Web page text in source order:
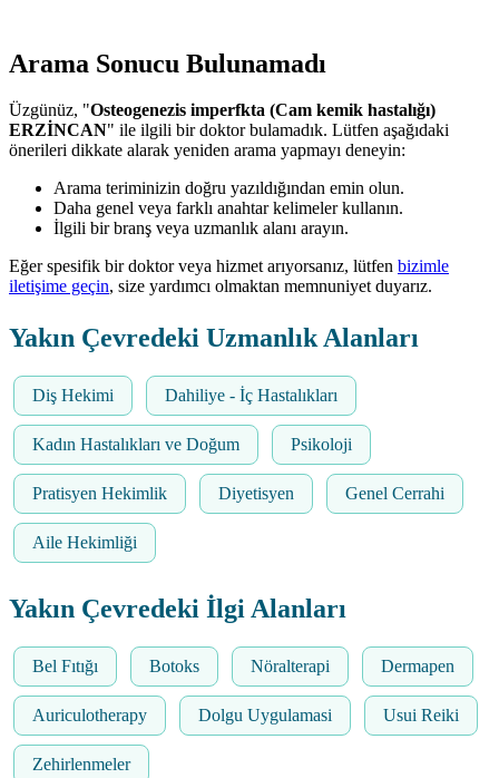
Arama Sonucu Bulunamadı
Üzgünüz, "Osteogenezis imperfkta (Cam kemik hastalığı)
ERZİNCAN" ile ilgili bir doktor bulamadık. Lütfen aşağıdaki
önerileri dikkate alarak yeniden arama yapmayı deneyin:
Arama teriminizin doğru yazıldığından emin olun.
Daha genel veya farklı anahtar kelimeler kullanın.
İlgili bir branş veya uzmanlık alanı arayın.
Eğer spesifik bir doktor veya hizmet arıyorsanız, lütfen bizimle
iletişime geçin, size yardımcı olmaktan memnuniyet duyarız.
Yakın Çevredeki Uzmanlık Alanları
Diş Hekimi Dahiliye - İç Hastalıkları
Kadın Hastalıkları ve Doğum Psikoloji
Pratisyen Hekimlik Diyetisyen Genel Cerrahi
Aile Hekimliği
Yakın Çevredeki İlgi Alanları
Bel Fıtığı Botoks Nöralterapi Dermapen
Auriculotherapy Dolgu Uygulamasi Usui Reiki
Zehirlenmeler